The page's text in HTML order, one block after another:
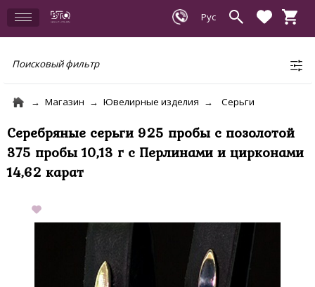
Поисковый фильтр
Магазин Ювелирные изделия Серьги
Серебряные серьги 925 пробы с позолотой
375 пробы 10,13 г с Перлинами и цирконами
14,62 карат